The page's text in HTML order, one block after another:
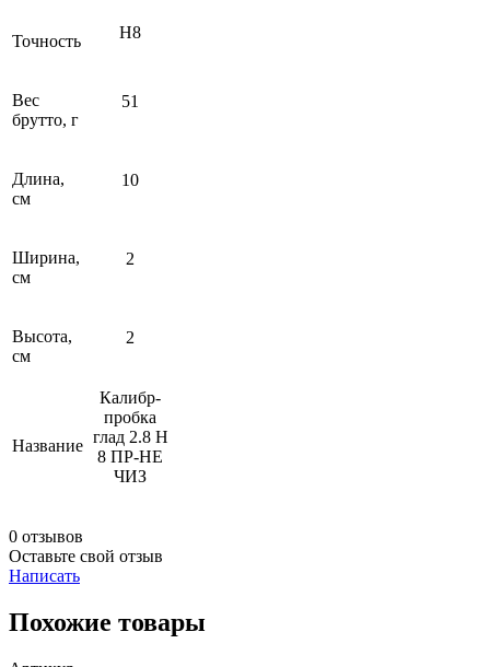
Точность H8
Вес
брутто, г
51
Длина,
см
10
Ширина,
см
2
Высота,
см
2
Название
Калибр-
пробка
глад 2.8 Н
8 ПР-НЕ
ЧИЗ
0 отзывов
Оставьте свой отзыв
Написать
Похожие товары